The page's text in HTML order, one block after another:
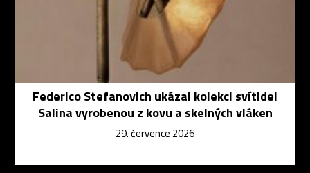
Federico Stefanovich ukázal kolekci svítidel
Salina vyrobenou z kovu a skelných vláken
29. července 2026